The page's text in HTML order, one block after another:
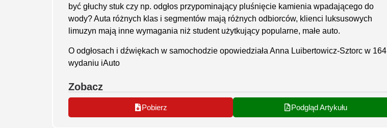
być głuchy stuk czy np. odgłos przypominający pluśnięcie kamienia wpadającego do
wody? Auta różnych klas i segmentów mają różnych odbiorców, klienci luksusowych
limuzyn mają inne wymagania niż student użytkujący popularne, małe auto.
O odgłosach i dźwiękach w samochodzie opowiedziała Anna Luibertowicz-Sztorc w 164
wydaniu iAuto
Zobacz
Pobierz Podgląd Artykułu